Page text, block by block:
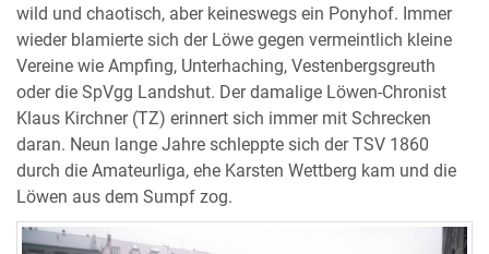
wild und chaotisch, aber keineswegs ein Ponyhof. Immer
wieder blamierte sich der Löwe gegen vermeintlich kleine
Vereine wie Ampfing, Unterhaching, Vestenbergsgreuth
oder die SpVgg Landshut. Der damalige Löwen-Chronist
Klaus Kirchner (TZ) erinnert sich immer mit Schrecken
daran. Neun lange Jahre schleppte sich der TSV 1860
durch die Amateurliga, ehe Karsten Wettberg kam und die
Löwen aus dem Sumpf zog.